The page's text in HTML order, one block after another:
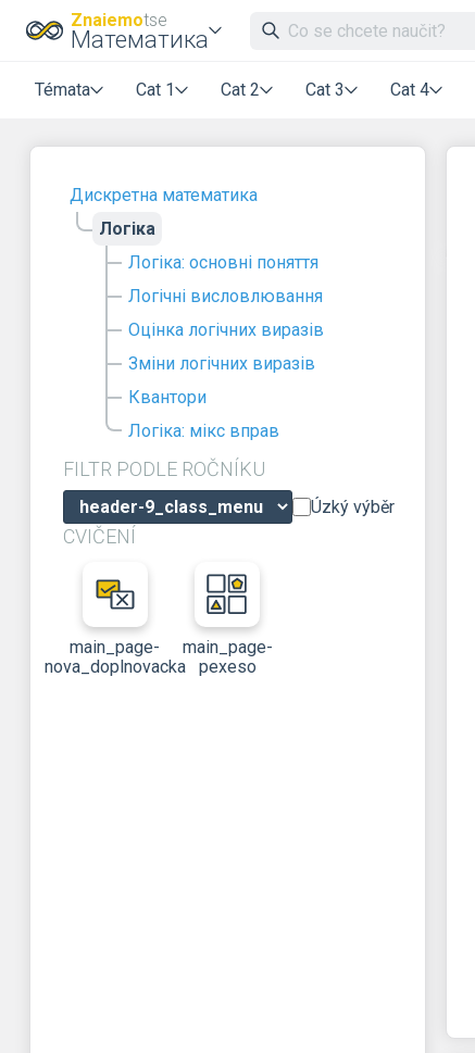
Znaiemotse
Математика
Témata Cat 1 Cat 2 Cat 3 Cat 4
Дискретна математика
Логіка
Логіка: основні поняття
Логічні висловлювання
Оцінка логічних виразів
Зміни логічних виразів
Квантори
Логіка: мікс вправ
FILTR PODLE ROČNÍKU
Úzký výběr
CVIČENÍ
main_page-
nova_doplnovacka
main_page-
pexeso